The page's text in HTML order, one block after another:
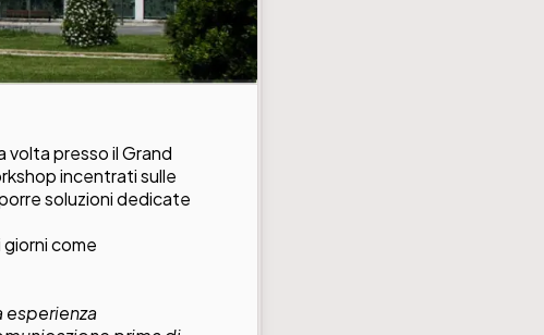
volta presso il Grand
incentrati sulle
soluzioni dedicate
come
esperienza